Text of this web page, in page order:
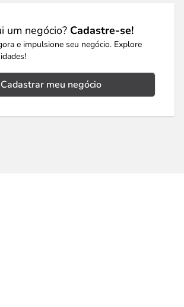
um negócio? Cadastre-se!
e impulsione seu negócio. Explore
Cadastrar meu negócio